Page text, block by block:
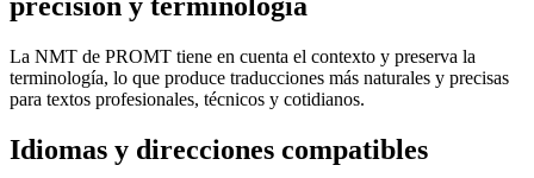
La NMT de PROMT tiene en cuenta el contexto y preserva la
terminología, lo que produce traducciones más naturales y precisas
para textos profesionales, técnicos y cotidianos.
Idiomas y direcciones compatibles